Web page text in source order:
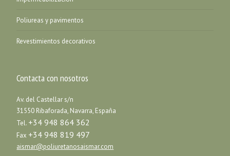
Poliureas y pavimentos
Revestimientos decorativos
Contacta con nosotros
Av. del Castellar s/n
31550 Ribaforada, Navarra, España
Tel. +34 948 864 362
Fax +34 948 819 497
aismar@poliuretanosaismar.com